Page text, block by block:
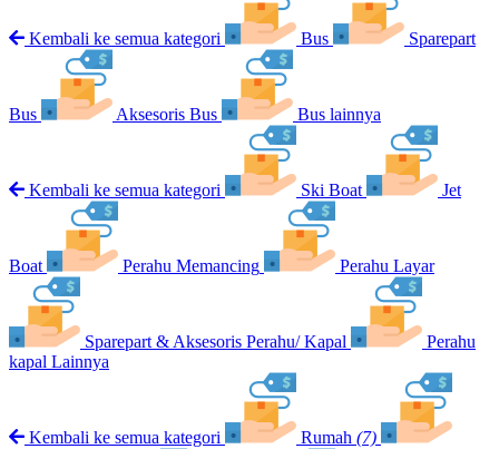
Kembali ke semua kategori Bus Sparepart
Bus Aksesoris Bus Bus lainnya
Kembali ke semua kategori Ski Boat Jet
Boat Perahu Memancing Perahu Layar
Sparepart & Aksesoris Perahu/ Kapal
Perahu
kapal Lainnya
Kembali ke semua kategori Rumah (7)